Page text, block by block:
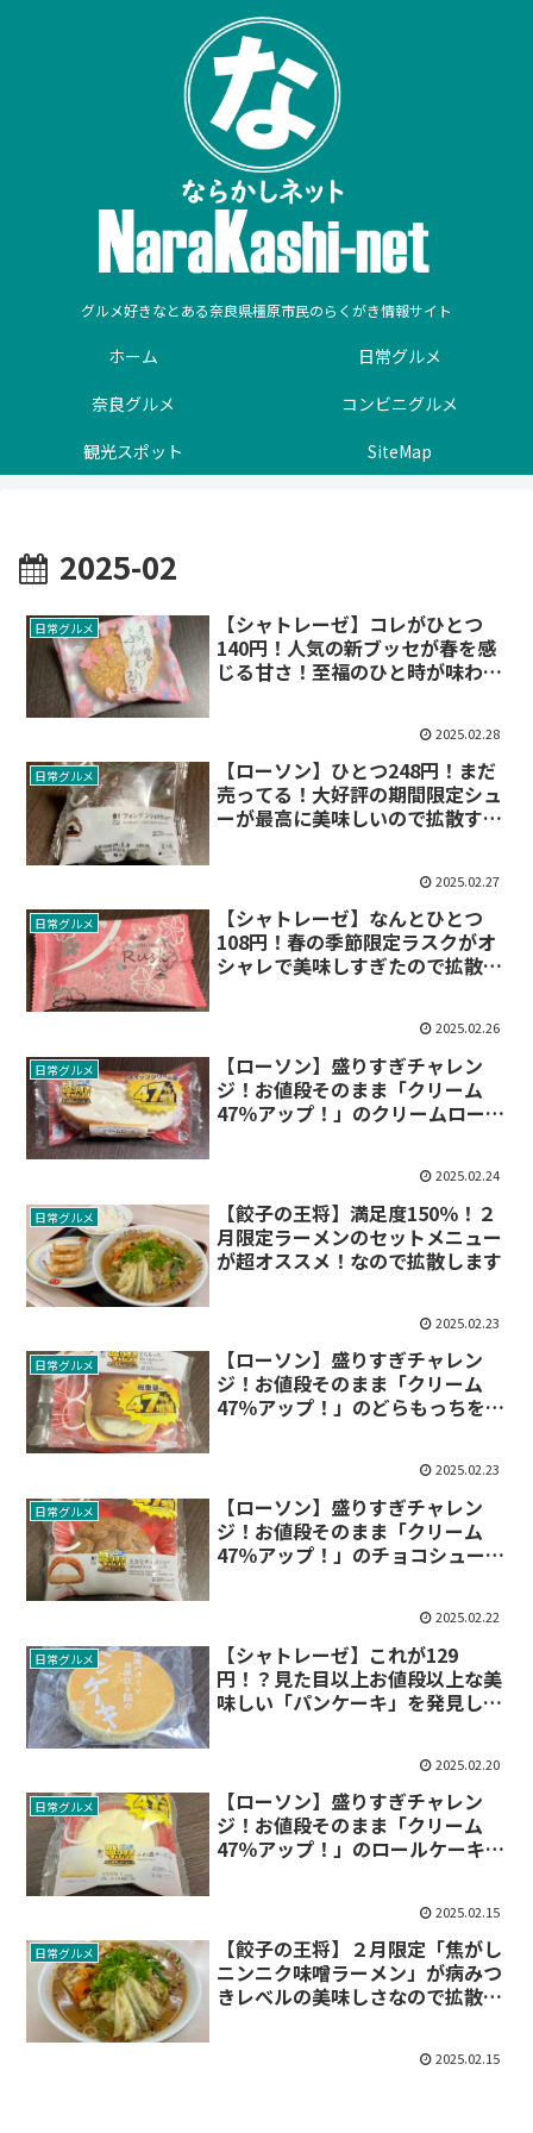
グルメ好きなとある奈良県橿原市民のらくがき情報サイト
ホーム
日常グルメ
奈良グルメ
コンビニグルメ
観光スポット
SiteMap
2025-02
日常グルメ
【シャトレーゼ】コレがひとつ
140円！人気の新ブッセが春を感
じる甘さ！至福のひと時が味わえ
2025.02.28
日常グルメ
【ローソン】ひとつ248円！まだ
売ってる！大好評の期間限定シュ
ーが最高に美味しいので拡散する
2025.02.27
日常グルメ
【シャトレーゼ】なんとひとつ
108円！春の季節限定ラスクがオ
シャレで美味しすぎたので拡散し
2025.02.26
日常グルメ
【ローソン】盛りすぎチャレン
ジ！お値段そのまま「クリーム
47％アップ！」のクリームロール
2025.02.24
日常グルメ
【餃子の王将】満足度150％！２
月限定ラーメンのセットメニュー
が超オススメ！なので拡散します
2025.02.23
日常グルメ
【ローソン】盛りすぎチャレン
ジ！お値段そのまま「クリーム
47％アップ！」のどらもっちを食
2025.02.23
日常グルメ
【ローソン】盛りすぎチャレン
ジ！お値段そのまま「クリーム
47％アップ！」のチョコシューを
2025.02.22
日常グルメ
【シャトレーゼ】これが129
円！？見た目以上お値段以上な美
味しい「パンケーキ」を発見しま
2025.02.20
日常グルメ
【ローソン】盛りすぎチャレン
ジ！お値段そのまま「クリーム
47％アップ！」のロールケーキを
2025.02.15
日常グルメ
【餃子の王将】２月限定「焦がし
ニンニク味噌ラーメン」が病みつ
きレべルの美味しさなので拡散し
2025.02.15